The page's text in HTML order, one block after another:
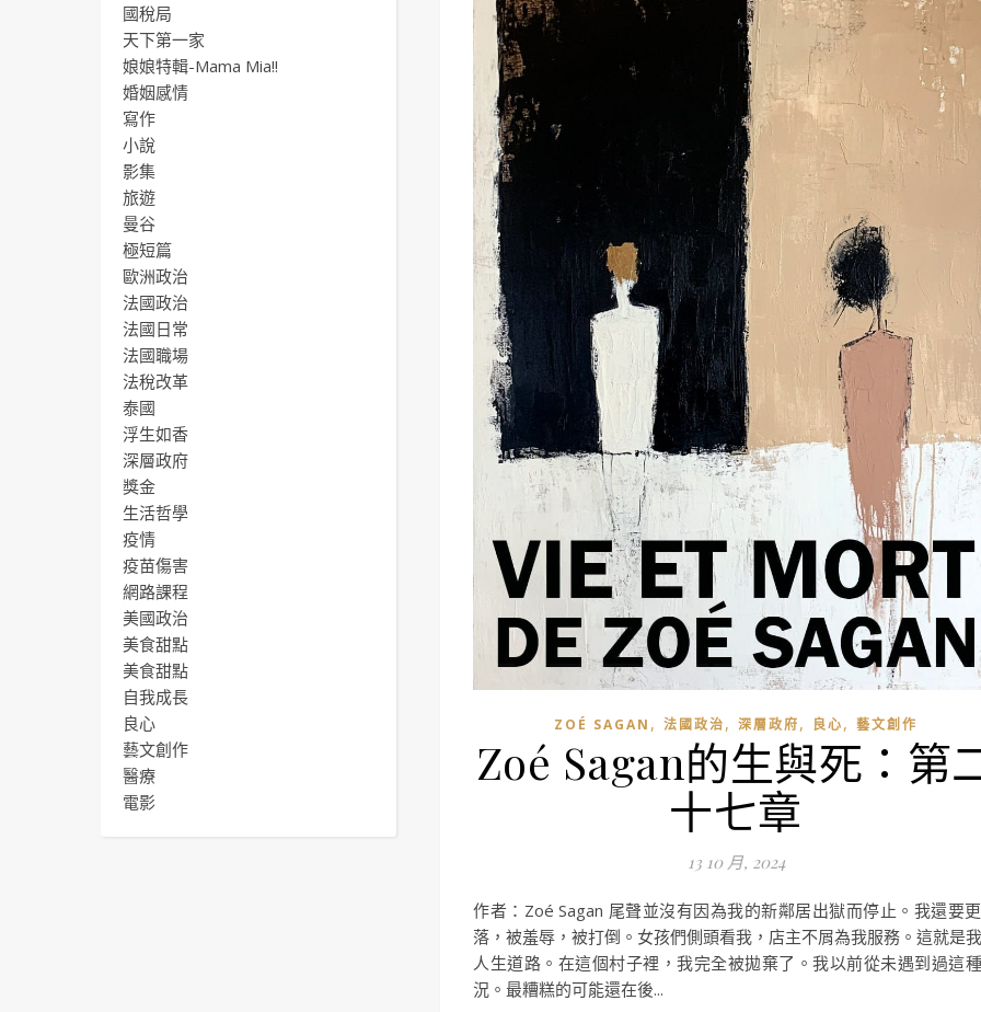
國稅局
天下第一家
娘娘特輯-Mama Mia!!
婚姻感情
寫作
小說
影集
旅遊
曼谷
極短篇
歐洲政治
法國政治
法國日常
法國職場
法稅改革
泰國
浮生如香
深層政府
獎金
生活哲學
疫情
疫苗傷害
網路課程
美國政治
美食甜點
美食甜點
自我成長
良心
藝文創作
醫療
電影
ZOÉ SAGAN , 法國政治, 深層政府, 良心, 藝文創作
Zoé Sagan的生與死：第
十七章
13 10 月, 2024
作者：Zoé Sagan 尾聲並沒有因為我的新鄰居出獄而停止。我還要
落，被羞辱，被打倒。女孩們側頭看我，店主不屑為我服務。這就是
人生道路。在這個村子裡，我完全被拋棄了。我以前從未遇到過這
況。最糟糕的可能還在後...